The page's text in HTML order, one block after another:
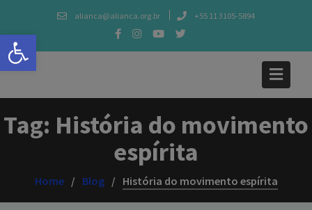
Abrir a barra de ferramentas
content
alianca@alianca.org.br +55 11 3105-5894
Tag: História do movimento
espírita
Home Blog História do movimento espírita